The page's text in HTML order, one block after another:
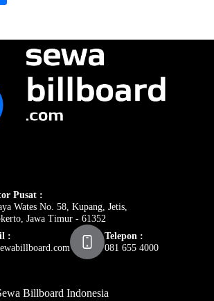
Pusat :
Wates No. 58, Kupang, Jetis,
Jawa Timur - 61352
:
Telepon :
081 655 4000
Billboard Indonesia